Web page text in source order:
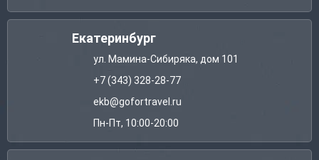
Екатеринбург
ул. Мамина-Сибиряка, дом 101
+7 (343) 328-28-77
ekb@gofortravel.ru
Пн-Пт, 10:00-20:00